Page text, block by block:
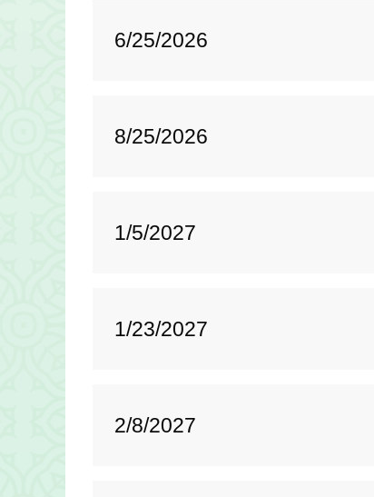
6/25/2026
8/25/2026
1/5/2027
1/23/2027
2/8/2027